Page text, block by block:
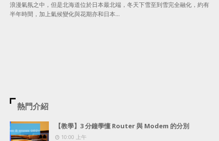
浪漫氣氛之中，但是北海道位於日本最北端，冬天下雪至到雪完全融化，約有
半年時間，加上氣候變化與花期亦和日本…
熱門介紹
【教學】3 分鐘學懂 Router 與 Modem 的分別
10:00 上午